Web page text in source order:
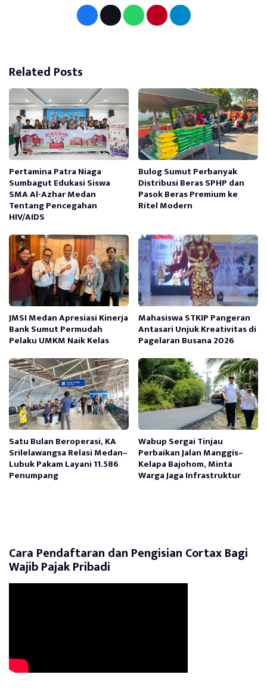
Related Posts
Pertamina Patra Niaga
Sumbagut Edukasi Siswa
SMA Al-Azhar Medan
Tentang Pencegahan
HIV/AIDS
Bulog Sumut Perbanyak
Distribusi Beras SPHP dan
Pasok Beras Premium ke
Ritel Modern
JMSI Medan Apresiasi Kinerja
Bank Sumut Permudah
Pelaku UMKM Naik Kelas
Mahasiswa STKIP Pangeran
Antasari Unjuk Kreativitas di
Pagelaran Busana 2026
Satu Bulan Beroperasi, KA
Srilelawangsa Relasi Medan–
Lubuk Pakam Layani 11.586
Penumpang
Wabup Sergai Tinjau
Perbaikan Jalan Manggis–
Kelapa Bajohom, Minta
Warga Jaga Infrastruktur
Cara Pendaftaran dan Pengisian Cortax Bagi
Wajib Pajak Pribadi